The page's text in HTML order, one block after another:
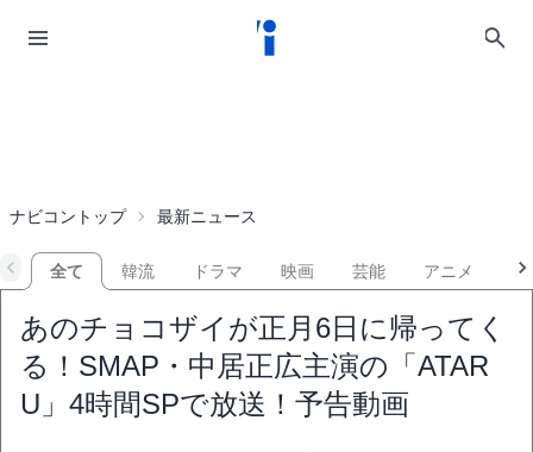
ナビコントップ 最新ニュース
全て 韓流 ドラマ 映画 芸能 アニメ
あのチョコザイが正月6日に帰ってく
る！SMAP・中居正広主演の「ATAR
U」4時間SPで放送！予告動画